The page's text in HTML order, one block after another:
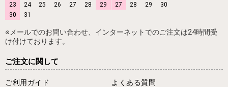
23
24 25 26 27 28
29
30
31
27
28 29 30
※メールでのお問い合わせ、インターネットでのご注文は24時間受
け付けております。
ご注文に関して
ご利用ガイド
よくある質問